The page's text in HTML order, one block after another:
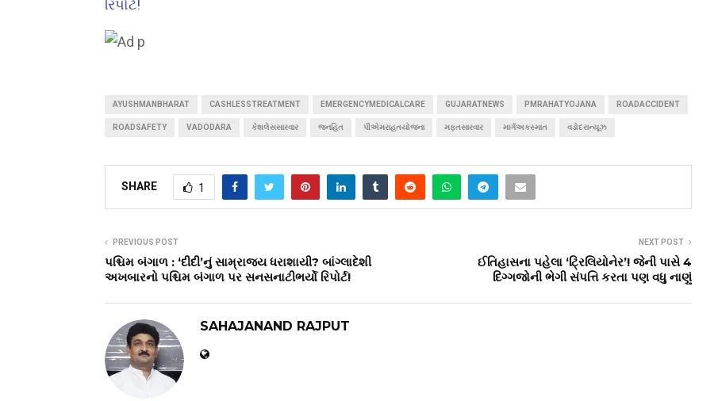
રિપોર્ટ!
AYUSHMANBHARAT CASHLESSTREATMENT EMERGENCYMEDICALCARE GUJARATNEWS PMRAHATYOJANA ROADACCIDENT
ROADSAFETY VADODARA કેશલેસસારવાર જનહિત પીએમરાહતયોજના મફતસારવાર માર્ગઅકસ્માત વડોદરાન્યૂઝ
SHARE 1
PREVIOUS POST
પશ્ચિમ બંગાળ : ‘દીદી’નું સામ્રાજ્ય ધરાશાયી? બાંગ્લાદેશી
અખબારનો પશ્ચિમ બંગાળ પર સનસનાટીભર્યો રિપોર્ટ!
NEXT POST
ઈતિહાસના પહેલા ‘ટ્રિલિયોનેર’! જેની પાસે 4
દિગ્ગજોની ભેગી સંપત્તિ કરતા પણ વધુ નાણું
SAHAJANAND RAJPUT